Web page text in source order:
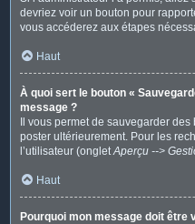
devriez voir un bouton pour
vous accéderez aux étapes
Haut
À quoi sert le bouton «
message ?
Il vous permet de sauvegarder
poster ultérieurement. Pour les
l’utilisateur (ongletAperçu -->
Haut
Pourquoi mon message doit être